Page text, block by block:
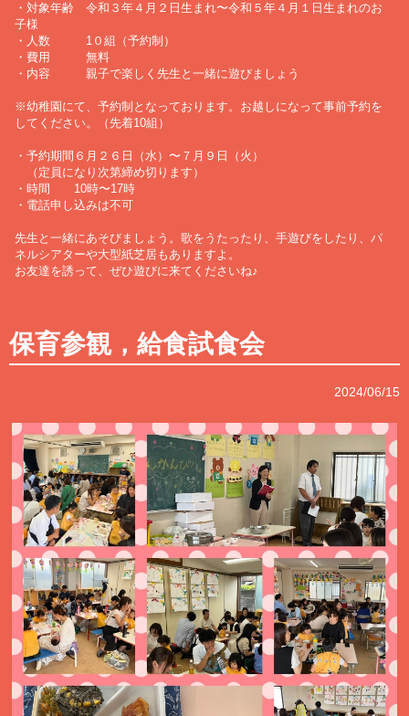
・対象年齢 令和３年４月２日生まれ〜令和５年４月１日生まれのお
子様
・人数 1０組（予約制）
・費用 無料
・内容 親子で楽しく先生と一緒に遊びましょう
※幼稚園にて、予約制となっております。お越しになって事前予約を
してください。（先着10組）
・予約期間６月２６日（水）〜７月９日（火）
（定員になり次第締め切ります）
・時間 10時〜17時
・電話申し込みは不可
先生と一緒にあそびましょう。歌をうたったり、手遊びをしたり、パ
ネルシアターや大型紙芝居もありますよ。
お友達を誘って、ぜひ遊びに来てくださいね♪
保育参観，給食試食会
2024/06/15